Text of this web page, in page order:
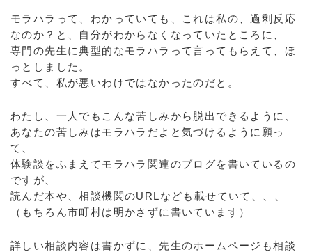
モラハラって、わかっていても、これは私の、過剰反応
なのか？と、自分がわからなくなっていたところに、
専門の先生に典型的なモラハラって言ってもらえて、ほ
っとしました。
すべて、私が悪いわけではなかったのだと。
わたし、一人でもこんな苦しみから脱出できるように、
あなたの苦しみはモラハラだよと気づけるように願っ
て、
体験談をふまえてモラハラ関連のブログを書いているの
ですが、
読んだ本や、相談機関のURLなども載せていて、、、
（もちろん市町村は明かさずに書いています）
詳しい相談内容は書かずに、先生のホームページも相談